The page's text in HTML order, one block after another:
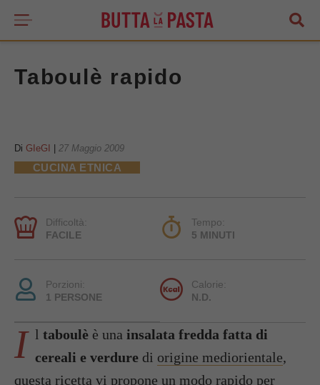
Taboulè rapido
Di GIeGI 27 Maggio 2009
CUCINA ETNICA
Difficoltà:
FACILE
Tempo:
5 MINUTI
Porzioni:
1 PERSONE
Calorie:
N.D.
I l taboulè è una insalata fredda fatta di
cereali e verdure di origine mediorientale,
questa ricetta vi propone un modo rapido per